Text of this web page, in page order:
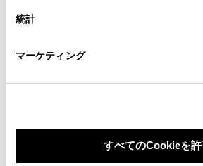
設定の変更、同意を撤回したりするに
「Cookie（クッキー）情報の取り扱いに
統計
マーケティング
すべてのCookieを